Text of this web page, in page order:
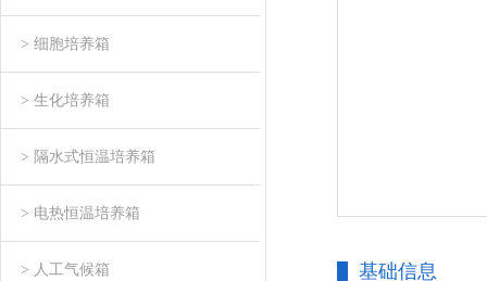
基础信息
> 细胞培养箱
> 生化培养箱
> 隔水式恒温培养箱
> 电热恒温培养箱
> 人工气候箱